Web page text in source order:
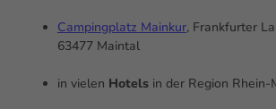
Campingplatz Mainkur, Frankfurter
63477 Maintal
in vielen Hotels in der Region Rhein-